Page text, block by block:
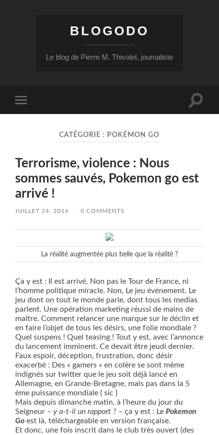
BLOGODO
Le blog de Pierre M. Thivolet, journaliste
mobile
Toggle
CATÉGORIE : POKÉMON GO
Terrorisme, violence : Nous
sommes sauvés, Pokemon go est
arrivé !
JUILLET 24, 2016 / 0 COMMENTS
La réalité augmentée plus belle que la réalité ?
Ça y est : Il est arrivé. Non pas le Tour de France, ni
l’homme politique miracle. Non, Le jeu événement. Le
jeu dont on tout le monde parle, dont tous les medias
parlent. Une opération marketing réussi de mains de
maître. Comment relancer une marque sur le déclin et
en faire l’objet de tous les désirs, une folie mondiale ?
Quel suspens ! Quel teasing ! Tout y est, avec l’annonce
du lancement imminent. Ce devait être jeudi dernier.
Faux espoir, déception, frustration, donc désir
exacerbé : Des « gamers » en colère se sont même
indignés sur twitter que le jeu soit déjà lancé en
Allemagne, en Grande-Bretagne, mais pas dans la 5
ème puissance mondiale ( sic )
Mais depuis dimanche matin, à l’heure du jour du
Seigneur –y a-t-il un rapport ? – ça y est : LePokemon
Go est là, téléchargeable en version française.
Et donc, une fois inscrit dans le club très ouvert (des